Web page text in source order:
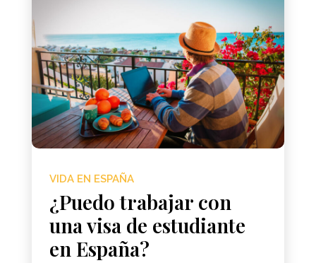
VIDA EN ESPAÑA
¿Puedo trabajar con
una visa de estudiante
en España?